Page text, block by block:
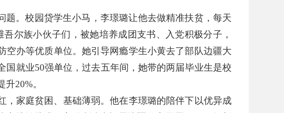
题。校园贷学生小马，李璟璐让他去做精准扶贫，每天
尔族小伙子们，被她培养成团支书、入党积极分子，
空办等优质单位。她引导网瘾学生小黄去了部队边疆大
国就业50强单位，过去五年间，她带的两届毕业生是校
升20%。
，家庭贫困、基础薄弱。他在李璟璐的陪伴下以优异成